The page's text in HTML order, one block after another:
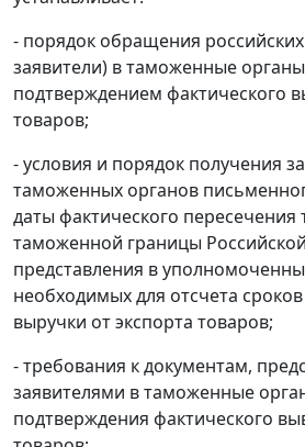
- порядок обращения
заявители) в таможенные
подтверждением фактического
товаров;
- условия и порядок получения
таможенных органов
даты фактического пересечения
таможенной границы
представления в
необходимых для отсчета
выручки от экспорта товаров;
- требования к документам,
заявителями в таможенные
подтверждения фактического